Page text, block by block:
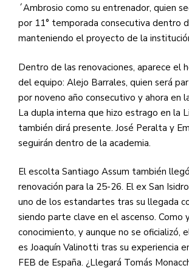
´Ambrosio como su entrenador, quien
por 11° temporada consecutiva dentro
manteniendo el proyecto de la
Dentro de las renovaciones, aparece el
del equipo: Alejo Barrales, quien será
por noveno año consecutivo y ahora en
La dupla interna que hizo estrago en la
también dirá presente. José Peralta y
seguirán dentro de la academia.
El escolta Santiago Assum también
renovación para la 25-26. El ex San
uno de los estandartes tras su llegada
siendo parte clave en el ascenso. Como
conocimiento, y aunque no se oficializó,
es Joaquín Valinotti tras su experiencia
FEB de España. ¿Llegará Tomás